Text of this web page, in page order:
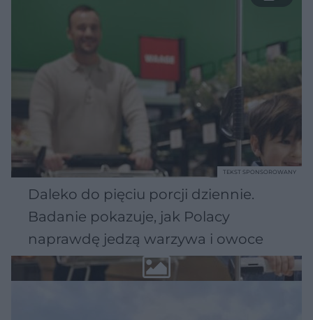
Daleko do pięciu porcji dziennie.
Badanie pokazuje, jak Polacy
naprawdę jedzą warzywa i owoce
TEKST SPONSOROWANY